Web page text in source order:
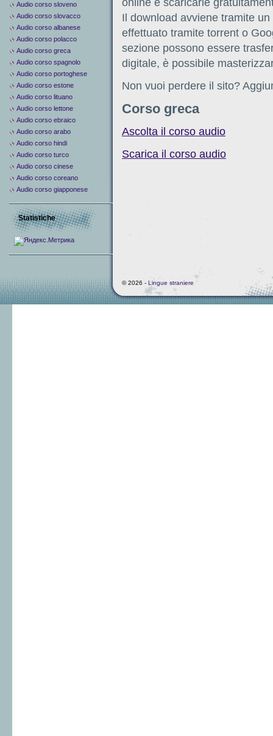
online e scaricarle
Il download avviene tramite
effettuato tramite torrent o
sezione possono essere
digitale, è possibile
Non vuoi perdere il sito?
Corso greca
Ascolta il corso audio
Scarica il corso audio
Audio corso sloveno
Audio corso slovacco
Audio corso albanese
Audio corso polacco
Audio corso greca
Audio corso spagnolo
Audio corso portoghese
Audio corso estone
Audio corso lituano
Audio corso lettone
Audio corso ebraico
Audio corso arabo
Audio corso hindi
Audio corso turco
Audio corso cinese
Audio corso coreano
Audio corso giapponese
Statistiche
© 2026 - Lingue straniere